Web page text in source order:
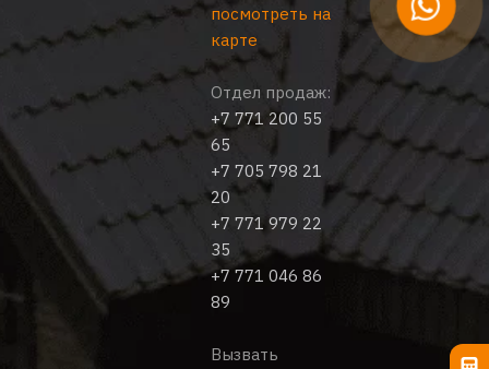
посмотреть на
карте
Отдел продаж:
+7 771 200 55
65
+7 705 798 21
20
+7 771 979 22
35
+7 771 046 86
89
Вызвать